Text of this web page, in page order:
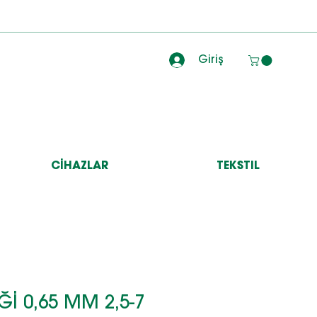
Giriş
CİHAZLAR TEKSTIL
0,65 MM 2,5-7